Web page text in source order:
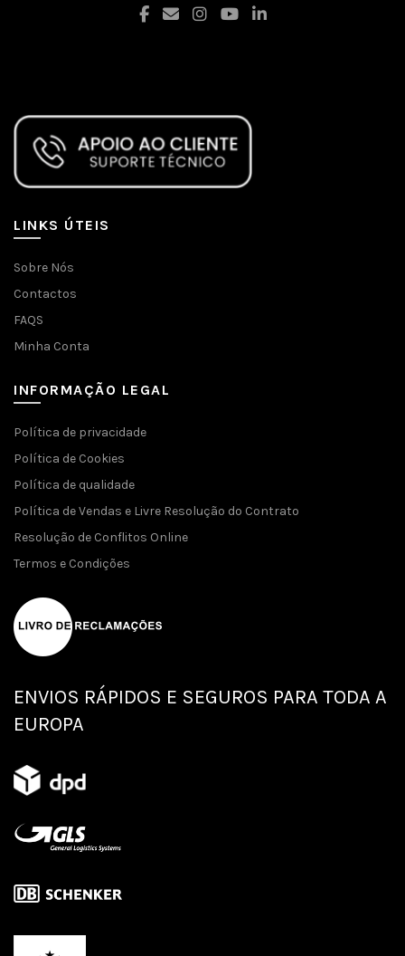
LINKS ÚTEIS
Sobre Nós
Contactos
FAQS
Minha Conta
INFORMAÇÃO LEGAL
Política de privacidade
Política de Cookies
Política de qualidade
Política de Vendas e Livre Resolução do Contrato
Resolução de Conflitos Online
Termos e Condições
ENVIOS RÁPIDOS E SEGUROS PARA TODA A
EUROPA